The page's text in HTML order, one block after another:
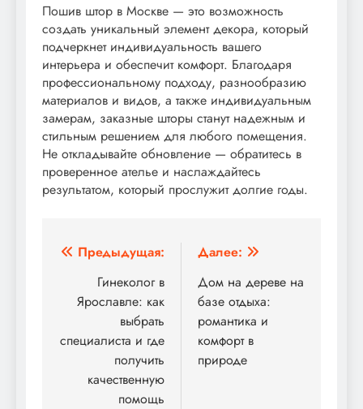
Пошив штор в Москве — это возможность
создать уникальный элемент декора, который
подчеркнет индивидуальность вашего
интерьера и обеспечит комфорт. Благодаря
профессиональному подходу, разнообразию
материалов и видов, а также индивидуальным
замерам, заказные шторы станут надежным и
стильным решением для любого помещения.
Не откладывайте обновление — обратитесь в
проверенное ателье и наслаждайтесь
результатом, который прослужит долгие годы.
Навигация
записям
Предыдущая:
Гинеколог в
Ярославле: как
выбрать
специалиста и где
получить
качественную
помощь
Далее:
Дом на дереве на
базе отдыха:
романтика и
комфорт в
природе